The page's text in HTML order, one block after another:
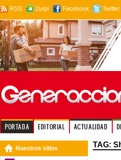
RSS 2urpi Facebook Twitter
PORTADA EDITORIAL ACTUALIDAD
Nuestros sitios TAG: